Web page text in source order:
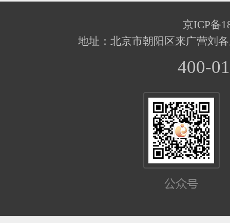
京ICP备
地址：北京市朝阳区来广营刘
400-